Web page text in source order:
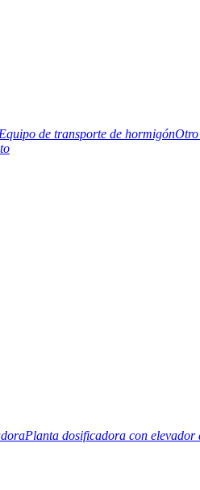
Equipo de transporte de hormigón
Planta dosificadora con elevador